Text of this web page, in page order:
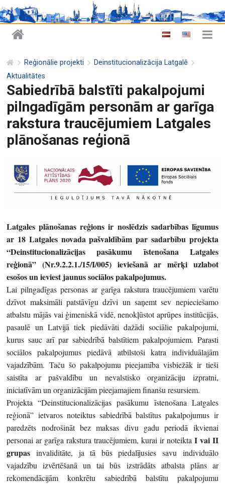
Reģionālie projekti
Deinstitucionalizācija Latgalē
Aktualitātes
Sabiedrībā balstīti pakalpojumi
pilngadīgām personām ar garīga
rakstura traucējumiem Latgales
plānošanas reģionā
Latgales plānošanas reģions ir noslēdzis sadarbības līgumus
ar 18 Latgales novada pašvaldībām par sadarbību projekta
“Deinstitucionalizācijas pasākumu īstenošana Latgales
reģionā” (Nr.9.2.2.1./15/I/005) ieviešanā ar mērķi uzlabot
esošos un ieviest jaunus sociālos pakalpojumus.
Lai pilngadīgas personas ar garīga rakstura traucējumiem varētu
dzīvot maksimāli patstāvīgu dzīvi un saņemt sev nepieciešamo
atbalstu mājās vai ģimeniskā vidē, nenokļūstot aprūpes institūcijās,
pasaulē un Latvijā tiek piedāvāti dažādi sociālie pakalpojumi,
kurus sauc arī par sabiedrībā balstītiem pakalpojumiem. Parasti
sociālos pakalpojumus piedāvā atbilstoši katra individuālajām
vajadzībām. Taču šo pakalpojumu pieejamība visbiežāk ir tieši
saistīta ar pašvaldību un nevalstisko organizāciju izpratni,
iniciatīvām un organizācijām pieejamajiem finanšu resursiem.
Projekta “Deinstitucionalizācijas pasākumu īstenošana Latgales
reģionā” ietvaros noteiktus sabiedrībā balstītus pakalpojumus ir
paredzēts nodrošināt bez maksas divu gadu periodā ikvienai
personai ar garīga rakstura traucējumiem, kurai ir noteikta I vai II
grupas invaliditāte, ja tā būs piedalījusies savu individuālo
vajadzību izvērtēšanā un tai būs izstrādāts atbalsta plāns ar
rekomendācijām konkrētu sabiedrībā balstītu pakalpojumu